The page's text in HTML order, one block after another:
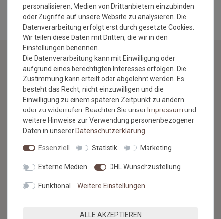
NEWSLETTER
Jetzt anmelden: Profitieren Sie von aktuellen Angeboten
und erfahren Sie von den neuesten Produkten als
erstes.*
NACHNAME
E-MAIL **
Newsletter
Honig
Hiermit bestätige ich, dass ich dieDaten­schutz­erklärung
personalisieren, Medien von Drittanbietern einzubinden
oder Zugriffe auf unsere Website zu analysieren. Die
Datenverarbeitung erfolgt erst durch gesetzte Cookies.
Wir teilen diese Daten mit Dritten, die wir in den
Einstellungen benennen.
Die Datenverarbeitung kann mit Einwilligung oder
aufgrund eines berechtigten Interesses erfolgen. Die
Zustimmung kann erteilt oder abgelehnt werden. Es
besteht das Recht, nicht einzuwilligen und die
Einwilligung zu einem späteren Zeitpunkt zu ändern
oder zu widerrufen. Beachten Sie unserImpressum und
weitere Hinweise zur Verwendung personenbezogener
Daten in unsererDaten­schutz­erklärung
Essenziell Statistik Marketing
Externe Medien DHL Wunschzustellung
Funktional Weitere Einstellungen
ALLE AKZEPTIEREN